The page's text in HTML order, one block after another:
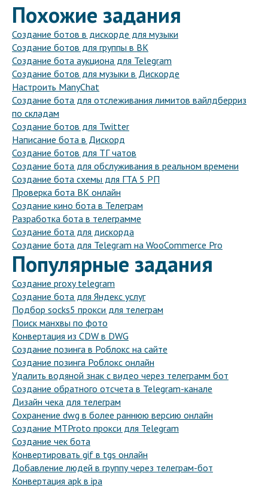
Похожие задания
Создание ботов в дискорде для музыки
Создание ботов для группы в ВК
Создание бота аукциона для Telegram
Создание ботов для музыки в Дискорде
Настроить ManyChat
Создание бота для отслеживания лимитов вайлдберриз
по складам
Создание ботов для Twitter
Написание бота в Дискорд
Создание ботов для ТГ чатов
Создание бота для обслуживания в реальном времени
Создание бота схемы для ГТА 5 РП
Проверка бота ВК онлайн
Создание кино бота в Телеграм
Разработка бота в телеграмме
Создание бота для дискорда
Создание бота для Telegram на WooCommerce Pro
Популярные задания
Создание proxy telegram
Создание бота для Яндекс услуг
Подбор socks5 прокси для телеграм
Поиск манхвы по фото
Конвертация из CDW в DWG
Создание позинга в Роблокс на сайте
Создание позинга Роблокс онлайн
Удалить водяной знак с видео через телеграмм бот
Создание обратного отсчета в Telegram-канале
Дизайн чека для телеграм
Сохранение dwg в более раннюю версию онлайн
Создание MTProto прокси для Telegram
Создание чек бота
Конвертировать gif в tgs онлайн
Добавление людей в группу через телеграм-бот
Конвертация apk в ipa